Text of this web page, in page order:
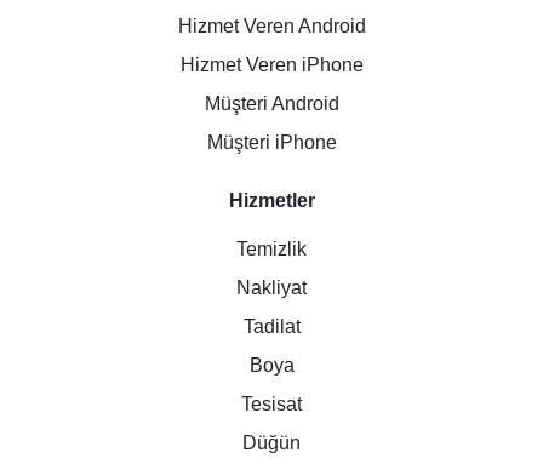
Hizmet Veren Android
Hizmet Veren iPhone
Müşteri Android
Müşteri iPhone
Hizmetler
Temizlik
Nakliyat
Tadilat
Boya
Tesisat
Düğün